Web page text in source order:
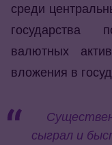
среди
государства
валютных
вложения в
сыграл и